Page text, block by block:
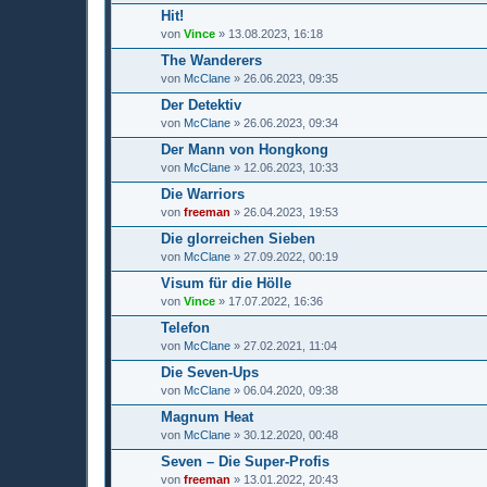
Hit!
von Vince » 13.08.2023, 16:18
The Wanderers
von McClane » 26.06.2023, 09:35
Der Detektiv
von McClane » 26.06.2023, 09:34
Der Mann von Hongkong
von McClane » 12.06.2023, 10:33
Die Warriors
von freeman » 26.04.2023, 19:53
Die glorreichen Sieben
von McClane » 27.09.2022, 00:19
Visum für die Hölle
von Vince » 17.07.2022, 16:36
Telefon
von McClane » 27.02.2021, 11:04
Die Seven-Ups
von McClane » 06.04.2020, 09:38
Magnum Heat
von McClane » 30.12.2020, 00:48
Seven – Die Super-Profis
von freeman » 13.01.2022, 20:43